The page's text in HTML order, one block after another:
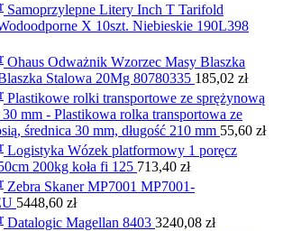
Samoprzylepne Litery Inch T Tarifold
X 10szt. Niebieskie 190L398
Ohaus Odważnik Wzorzec Masy Blaszka
Stalowa 20Mg 80780335 185,02 zł
Plastikowe rolki transportowe ze sprężynową
30 mm - Plastikowa rolka transportowa ze
średnica 30 mm, długość 210 mm 55,60 zł
Logistyka Wózek platformowy 1 poręcz
200kg koła fi 125 713,40 zł
Zebra Skaner MP7001 MP7001-
5448,60 zł
Datalogic Magellan 8403 3240,08 zł